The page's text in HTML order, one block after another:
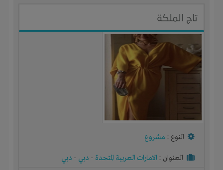
تاج الملكة
النوع : مشروع
العنوان : الامارات العربية المتحدة - دبي - دبي